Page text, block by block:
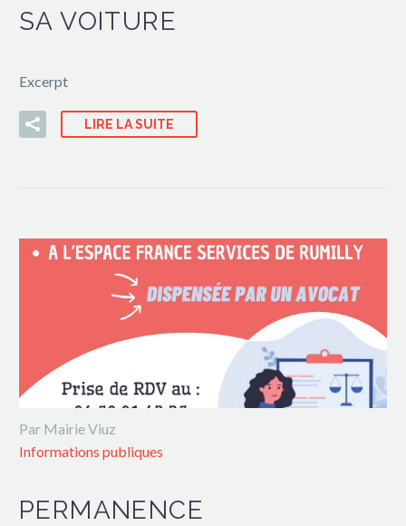
SA VOITURE
Excerpt
LIRE LA SUITE
Par Mairie Viuz
Informations publiques
PERMANENCE